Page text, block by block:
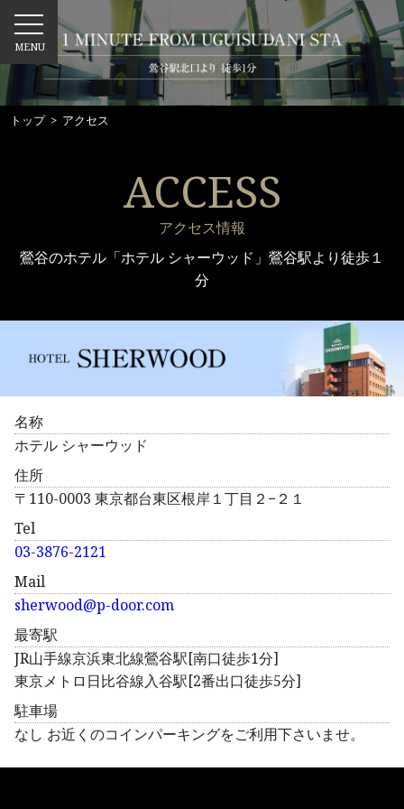
MENU
トップ> アクセス
ACCESS
アクセス情報
鶯谷のホテル「ホテル シャーウッド」鶯谷駅より徒歩１
分
名称
ホテル シャーウッド
住所
〒110-0003 東京都台東区根岸１丁目２−２１
Tel
03-3876-2121
Mail
sherwood@p-door.com
最寄駅
JR山手線京浜東北線鶯谷駅[南口徒歩1分]
東京メトロ日比谷線入谷駅[2番出口徒歩5分]
駐車場
なし お近くのコインパーキングをご利用下さいませ。